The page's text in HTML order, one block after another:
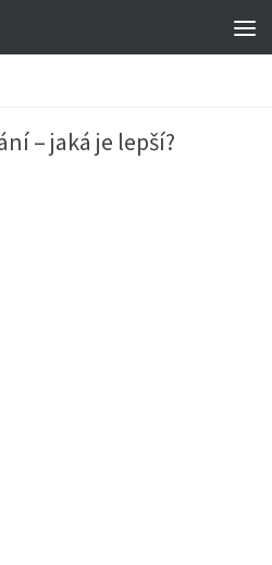
– jaká je lepší?